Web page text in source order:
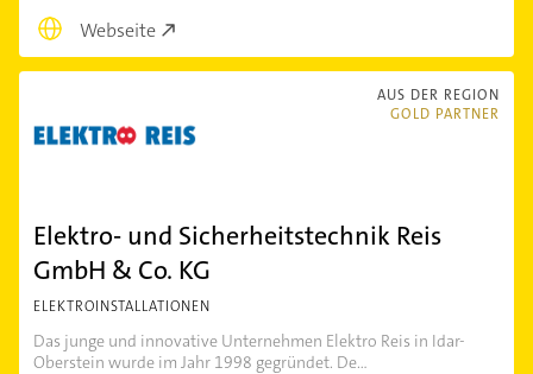
Webseite
AUS DER REGION
GOLD PARTNER
Elektro- und Sicherheitstechnik Reis
GmbH & Co. KG
ELEKTROINSTALLATIONEN
Das junge und innovative Unternehmen Elektro Reis in Idar-
Oberstein wurde im Jahr 1998 gegründet. De...